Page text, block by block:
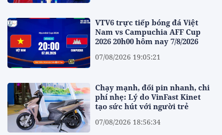
VTV6 trực tiếp bóng đá Việt
Nam vs Campuchia AFF Cup
2026 20h00 hôm nay 7/8/2026
07/08/2026 19:05:21
Chạy mạnh, đổi pin nhanh, chi
phí nhẹ: Lý do VinFast Kinet
tạo sức hút với người trẻ
07/08/2026 18:56:34